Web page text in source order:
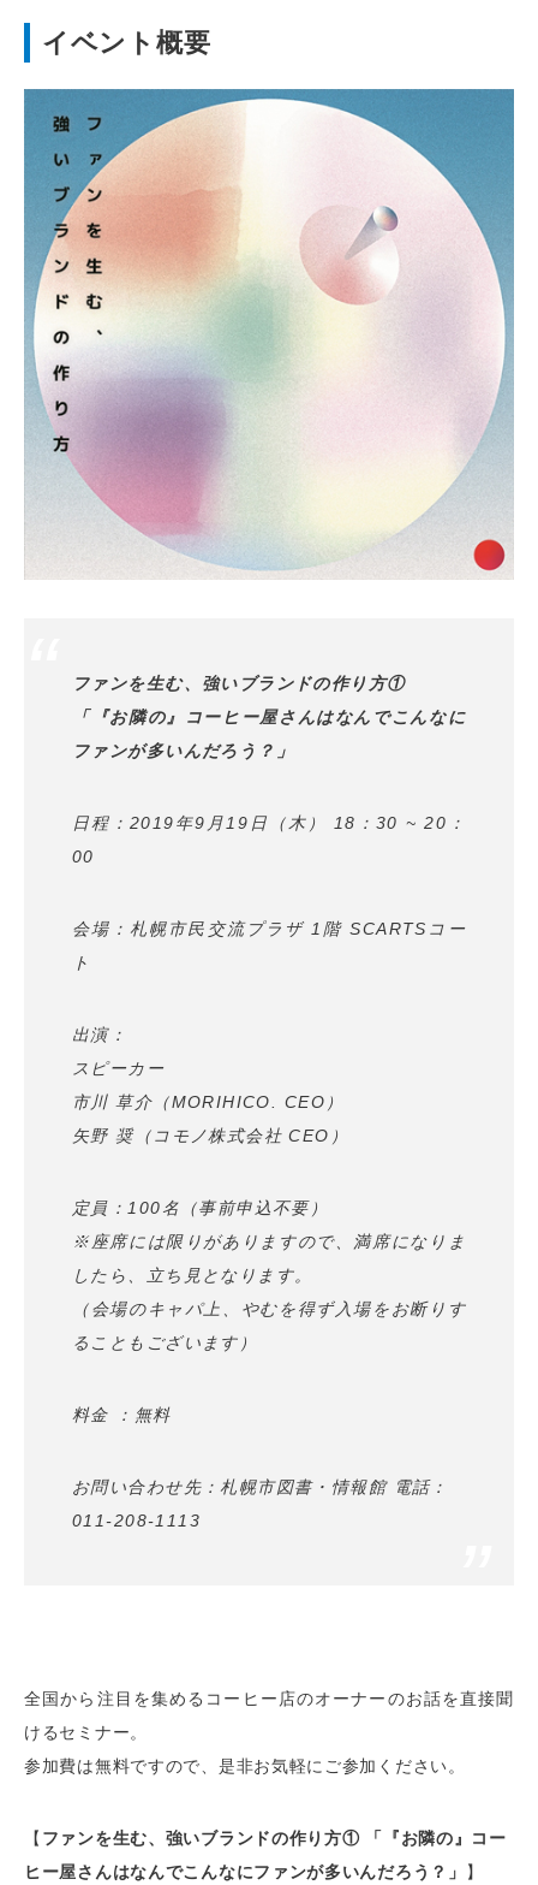
イベント概要
ファンを生む、強いブランドの作り方①
「『お隣の』コーヒー屋さんはなんでこんなに
ファンが多いんだろう？」
日程：2019年9月19日（木） 18：30 ~ 20：
00
会場：札幌市民交流プラザ 1階 SCARTSコー
ト
出演：
スピーカー
市川 草介（MORIHICO. CEO）
矢野 奨（コモノ株式会社 CEO）
定員：100名（事前申込不要）
※座席には限りがありますので、満席になりま
したら、立ち見となります。
（会場のキャパ上、やむを得ず入場をお断りす
ることもございます）
料金 ：無料
お問い合わせ先：札幌市図書・情報館 電話：
011-208-1113
全国から注目を集めるコーヒー店のオーナーのお話を直接聞
けるセミナー。
参加費は無料ですので、是非お気軽にご参加ください。
【 ファンを生む、強いブランドの作り方① 「『お隣の』コー
ヒー屋さんはなんでこんなにファンが多いんだろう？」
】